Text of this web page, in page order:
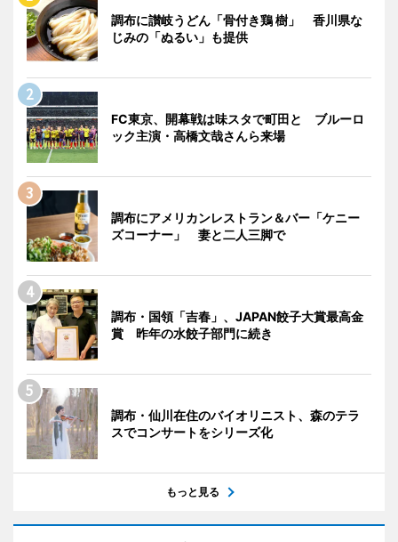
調布に讃岐うどん「骨付き鶏 樹」 香川県な
じみの「ぬるい」も提供
FC東京、開幕戦は味スタで町田と ブルーロ
ック主演・高橋文哉さんら来場
調布にアメリカンレストラン＆バー「ケニー
ズコーナー」 妻と二人三脚で
調布・国領「吉春」、JAPAN餃子大賞最高金
賞 昨年の水餃子部門に続き
調布・仙川在住のバイオリニスト、森のテラ
スでコンサートをシリーズ化
もっと見る